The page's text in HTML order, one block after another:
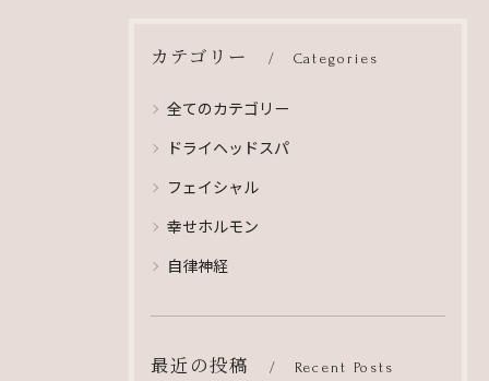
カテゴリー Categories
全てのカテゴリー
ドライヘッドスパ
フェイシャル
幸せホルモン
自律神経
最近の投稿 Recent Posts